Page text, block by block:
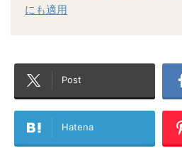
にも適用
Post
Hatena